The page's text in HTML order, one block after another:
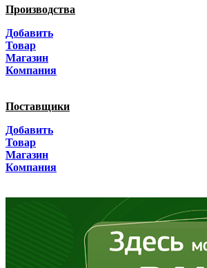
Волгоградская область
Вологодская область
Производства
Добавить
Товар
Магазин
Компания
Поставщики
Добавить
Товар
Магазин
Компания